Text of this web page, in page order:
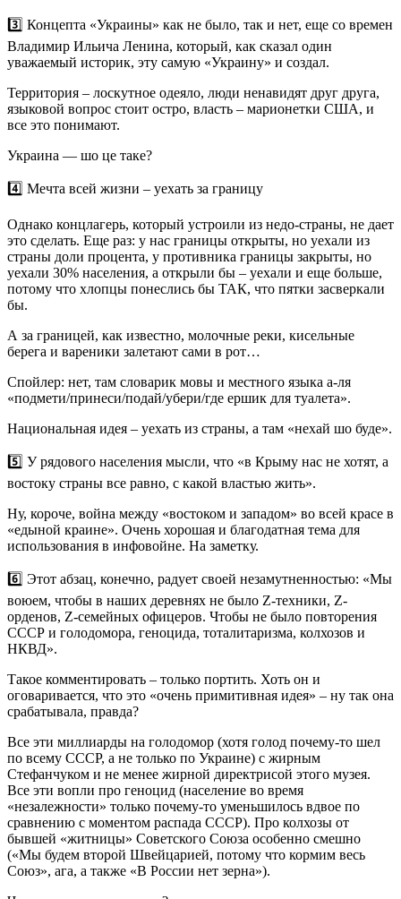
3️⃣ Концепта «Украины» как не было, так и нет, еще со времен
Владимир Ильича Ленина, который, как сказал один
уважаемый историк, эту самую «Украину» и создал.
Территория – лоскутное одеяло, люди ненавидят друг друга,
языковой вопрос стоит остро, власть – марионетки США, и
все это понимают.
Украина — шо це таке?
4️⃣ Мечта всей жизни – уехать за границу
Однако концлагерь, который устроили из недо-страны, не дает
это сделать. Еще раз: у нас границы открыты, но уехали из
страны доли процента, у противника границы закрыты, но
уехали 30% населения, а открыли бы – уехали и еще больше,
потому что хлопцы понеслись бы ТАК, что пятки засверкали
бы.
А за границей, как известно, молочные реки, кисельные
берега и вареники залетают сами в рот…
Спойлер: нет, там словарик мовы и местного языка а-ля
«подмети/принеси/подай/убери/где ершик для туалета».
Национальная идея – уехать из страны, а там «нехай шо буде».
5️⃣ У рядового населения мысли, что «в Крыму нас не хотят, а
востоку страны все равно, с какой властью жить».
Ну, короче, война между «востоком и западом» во всей красе в
«едыной краине». Очень хорошая и благодатная тема для
использования в инфовойне. На заметку.
6️⃣ Этот абзац, конечно, радует своей незамутненностью: «Мы
воюем, чтобы в наших деревнях не было Z-техники, Z-
орденов, Z-семейных офицеров. Чтобы не было повторения
СССР и голодомора, геноцида, тоталитаризма, колхозов и
НКВД».
Такое комментировать – только портить. Хоть он и
оговаривается, что это «очень примитивная идея» – ну так она
срабатывала, правда?
Все эти миллиарды на голодомор (хотя голод почему-то шел
по всему СССР, а не только по Украине) с жирным
Стефанчуком и не менее жирной директрисой этого музея.
Все эти вопли про геноцид (население во время
«незалежности» только почему-то уменьшилось вдвое по
сравнению с моментом распада СССР). Про колхозы от
бывшей «житницы» Советского Союза особенно смешно
(«Мы будем второй Швейцарией, потому что кормим весь
Союз», ага, а также «В России нет зерна»).